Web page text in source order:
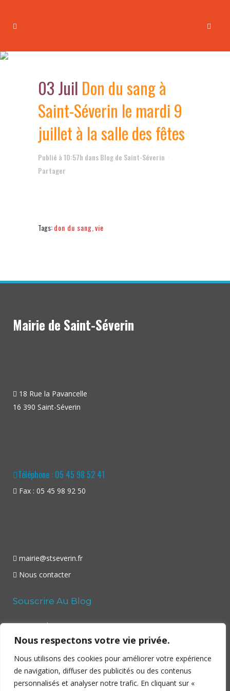
Nous respectons votre vie privée.
Nous utilisons des cookies pour améliorer votre expérience
de navigation, diffuser des publicités ou des contenus
personnalisés et analyser notre trafic. En cliquant sur «
03 Juil Don du sang à
Saint-Séverin le mardi 9
juillet à la salle des fêtes
Publié à 10:57h dansBlog de Saint-Séverin
Partager
Tags:don du sang vie
Mairie de Saint-Séverin
18 Rue la Pavancelle
16 390 Saint-Séverin
Téléphone : 05 45 98 52 41
Fax : 05 45 98 92 50
mairie@stseverin.fr
Nous contacter
Souscrire Au Blog
Your email: